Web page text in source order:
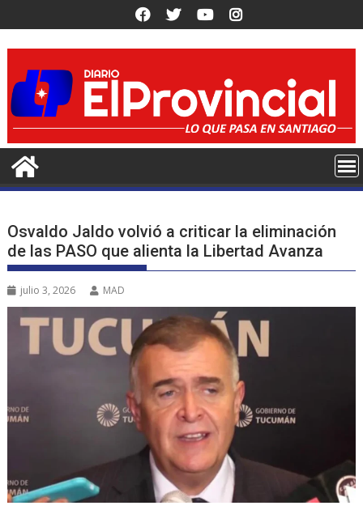
al
contenido
Osvaldo Jaldo volvió a criticar la eliminación
de las PASO que alienta la Libertad Avanza
julio 3, 2026 MAD